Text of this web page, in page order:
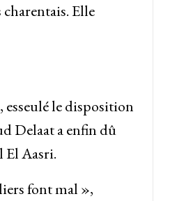
Elle
esseulé le disposition
Delaat a enfin dû
El Aasri.
font mal »,